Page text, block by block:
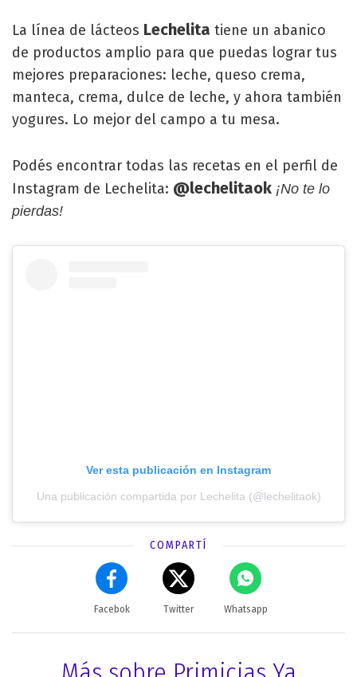
La línea de lácteos Lechelita tiene un abanico
de productos amplio para que puedas lograr tus
mejores preparaciones: leche, queso crema,
manteca, crema, dulce de leche, y ahora también
yogures. Lo mejor del campo a tu mesa.
Podés encontrar todas las recetas en el perfil de
Instagram de Lechelita: @lechelitaok ¡No te lo
pierdas!
Ver esta publicación en Instagram
Una publicación compartida por Lechelita (@lechelitaok)
COMPARTÍ
Facebok Twitter Whatsapp